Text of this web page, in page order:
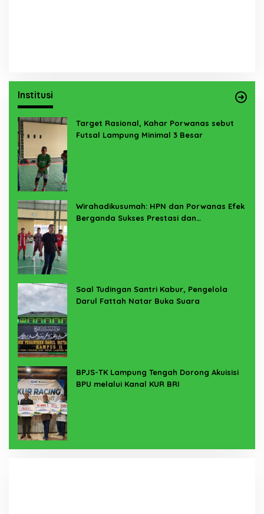
Institusi
Target Rasional, Kahar Porwanas sebut
Futsal Lampung Minimal 3 Besar
Wirahadikusumah: HPN dan Porwanas Efek
Berganda Sukses Prestasi dan
Soal Tudingan Santri Kabur, Pengelola
Darul Fattah Natar Buka Suara
BPJS-TK Lampung Tengah Dorong Akuisisi
BPU melalui Kanal KUR BRI